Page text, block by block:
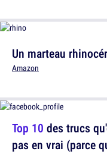
Un marteau
Amazon
Top 10 des trucs
pas en vrai (parce